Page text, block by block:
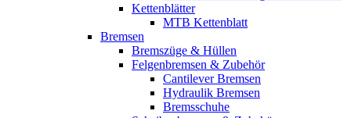
Kettenblätter
MTB Kettenblatt
Bremsen
Bremszüge & Hüllen
Felgenbremsen & Zubehör
Cantilever Bremsen
Hydraulik Bremsen
Bremsschuhe